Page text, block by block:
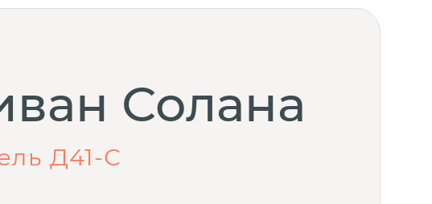
Солана
Д41-С